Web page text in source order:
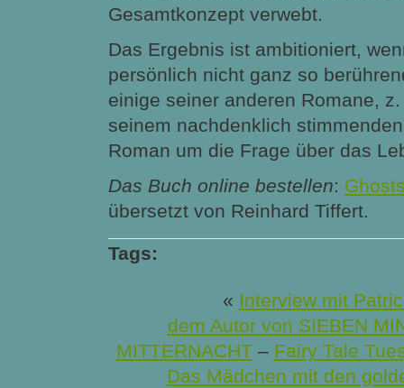
Gesamtkonzept verwebt.
Das Ergebnis ist ambitioniert,
persönlich nicht ganz so
einige seiner anderen Romane,
seinem nachdenklich
Roman um die Frage über das
Das Buch online bestellen:
übersetzt von Reinhard Tiffert.
Tags:
« Interview mit
dem Autor von SIEBEN
MITTERNACHT– Fairy Tale
Das Mädchen mit den